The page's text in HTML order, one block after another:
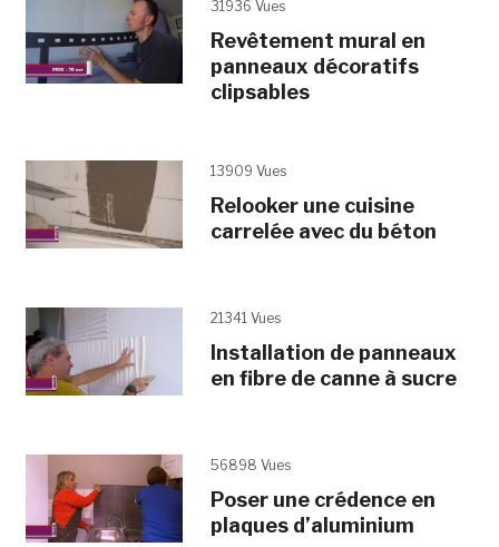
31936 Vues
Revêtement mural en
panneaux décoratifs
clipsables
13909 Vues
Relooker une cuisine
carrelée avec du béton
21341 Vues
Installation de panneaux
en fibre de canne à sucre
56898 Vues
Poser une crédence en
plaques d’aluminium